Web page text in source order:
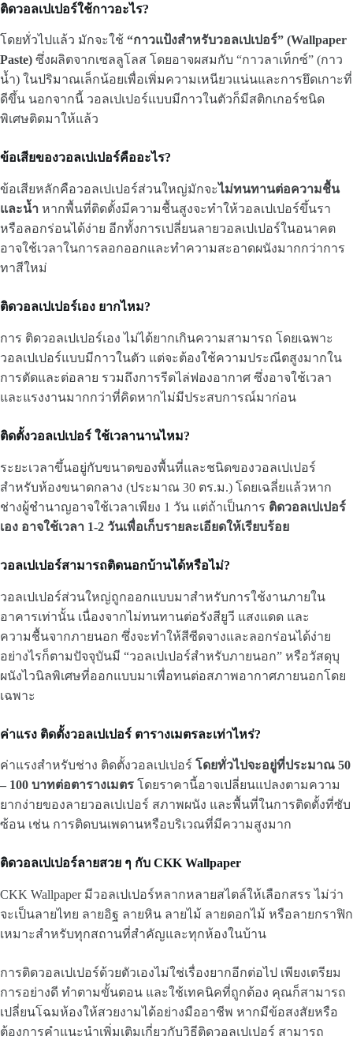
ติดวอลเปเปอร์ใช้กาวอะไร?
โดยทั่วไปแล้ว มักจะใช้ “กาวแป้งสำหรับวอลเปเปอร์” (Wallpaper
Paste) ซึ่งผลิตจากเซลลูโลส โดยอาจผสมกับ “กาวลาเท็กซ์” (กาว
น้ำ) ในปริมาณเล็กน้อยเพื่อเพิ่มความเหนียวแน่นและการยึดเกาะที่
ดีขึ้น นอกจากนี้ วอลเปเปอร์แบบมีกาวในตัวก็มีสติกเกอร์ชนิด
พิเศษติดมาให้แล้ว
ข้อเสียของวอลเปเปอร์คืออะไร?
ข้อเสียหลักคือวอลเปเปอร์ส่วนใหญ่มักจะไม่ทนทานต่อความชื้น
และน้ำ หากพื้นที่ติดตั้งมีความชื้นสูงจะทำให้วอลเปเปอร์ขึ้นรา
หรือลอกร่อนได้ง่าย อีกทั้งการเปลี่ยนลายวอลเปเปอร์ในอนาคต
อาจใช้เวลาในการลอกออกและทำความสะอาดผนังมากกว่าการ
ทาสีใหม่
ติดวอลเปเปอร์เอง ยากไหม?
การ ติดวอลเปเปอร์เอง ไม่ได้ยากเกินความสามารถ โดยเฉพาะ
วอลเปเปอร์แบบมีกาวในตัว แต่จะต้องใช้ความประณีตสูงมากใน
การตัดและต่อลาย รวมถึงการรีดไล่ฟองอากาศ ซึ่งอาจใช้เวลา
และแรงงานมากกว่าที่คิดหากไม่มีประสบการณ์มาก่อน
ติดตั้งวอลเปเปอร์ ใช้เวลานานไหม?
ระยะเวลาขึ้นอยู่กับขนาดของพื้นที่และชนิดของวอลเปเปอร์
สำหรับห้องขนาดกลาง (ประมาณ 30 ตร.ม.) โดยเฉลี่ยแล้วหาก
ช่างผู้ชำนาญอาจใช้เวลาเพียง 1 วัน แต่ถ้าเป็นการ ติดวอลเปเปอร์
เอง อาจใช้เวลา 1-2 วันเพื่อเก็บรายละเอียดให้เรียบร้อย
วอลเปเปอร์สามารถติดนอกบ้านได้หรือไม่?
วอลเปเปอร์ส่วนใหญ่ถูกออกแบบมาสำหรับการใช้งานภายใน
อาคารเท่านั้น เนื่องจากไม่ทนทานต่อรังสียูวี แสงแดด และ
ความชื้นจากภายนอก ซึ่งจะทำให้สีซีดจางและลอกร่อนได้ง่าย
อย่างไรก็ตามปัจจุบันมี “วอลเปเปอร์สำหรับภายนอก” หรือวัสดุบุ
ผนังไวนิลพิเศษที่ออกแบบมาเพื่อทนต่อสภาพอากาศภายนอกโดย
เฉพาะ
ค่าแรง ติดตั้งวอลเปเปอร์ ตารางเมตรละเท่าไหร่?
ค่าแรงสำหรับช่าง ติดตั้งวอลเปเปอร์ โดยทั่วไปจะอยู่ที่ประมาณ 50
– 100 บาทต่อตารางเมตร โดยราคานี้อาจเปลี่ยนแปลงตามความ
ยากง่ายของลายวอลเปเปอร์ สภาพผนัง และพื้นที่ในการติดตั้งที่ซับ
ซ้อน เช่น การติดบนเพดานหรือบริเวณที่มีความสูงมาก
ติดวอลเปเปอร์ลายสวย ๆ กับ CKK Wallpaper
CKK Wallpaper มีวอลเปเปอร์หลากหลายสไตล์ให้เลือกสรร ไม่ว่า
จะเป็นลายไทย ลายอิฐ ลายหิน ลายไม้ ลายดอกไม้ หรือลายกราฟิก
เหมาะสำหรับทุกสถานที่สำคัญและทุกห้องในบ้าน
การติดวอลเปเปอร์ด้วยตัวเองไม่ใช่เรื่องยากอีกต่อไป เพียงเตรียม
การอย่างดี ทำตามขั้นตอน และใช้เทคนิคที่ถูกต้อง คุณก็สามารถ
เปลี่ยนโฉมห้องให้สวยงามได้อย่างมืออาชีพ หากมีข้อสงสัยหรือ
ต้องการคำแนะนำเพิ่มเติมเกี่ยวกับวิธีติดวอลเปเปอร์ สามารถ